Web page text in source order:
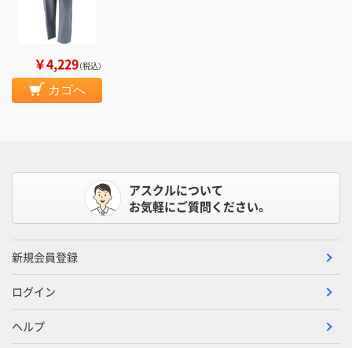
￥4,229（税込）
カゴへ
アスクルについて
お気軽にご質問ください。
新規会員登録
ログイン
ヘルプ